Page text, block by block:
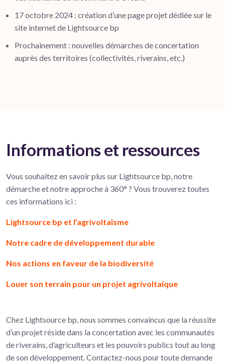
17 octobre 2024 : création d’une page projet dédiée sur le
site internet de Lightsource bp
Prochainement : nouvelles démarches de concertation
auprès des territoires (collectivités, riverains, etc.)
Informations et ressources
Vous souhaitez en savoir plus sur Lightsource bp, notre
démarche et notre approche à 360° ? Vous trouverez toutes
ces informations ici :
Lightsource bp et l’agrivoltaïsme
Notre cadre de développement durable
Nos actions en faveur de la biodiversité
Louer son terrain pour un projet agrivoltaïque
Chez Lightsource bp, nous sommes convaincus que la réussite
d’un projet réside dans la concertation avec les communautés
de riverains, d’agriculteurs et les pouvoirs publics tout au long
de son développement. Contactez-nous pour toute demande